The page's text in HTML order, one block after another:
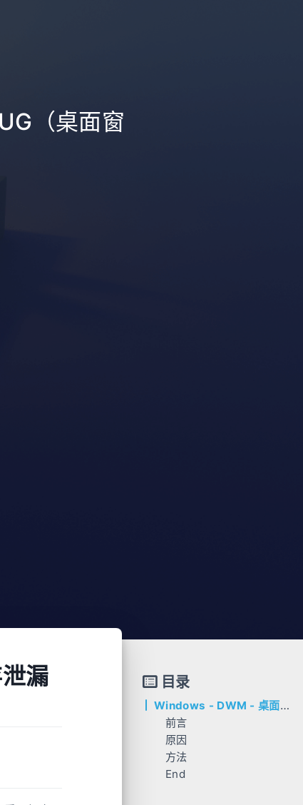
（桌面窗
漏
目录
Windows - DWM - 桌面窗口管理器内存泄漏BUG（桌面窗口管理器内存占用过高）
前言
原因
方法
一、卸载旧驱动
End